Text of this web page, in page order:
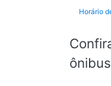
São Paulo
Horário